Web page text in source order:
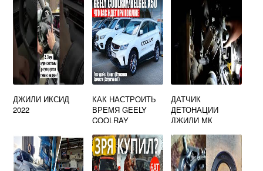
ДЖИЛИ ИКСИД
2022
КАК НАСТРОИТЬ
ВРЕМЯ GEELY
COOLRAY
ДАТЧИК
ДЕТОНАЦИИ
ДЖИЛИ МК